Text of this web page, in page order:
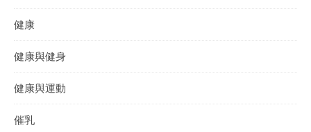
健康
健康與健身
健康與運動
催乳